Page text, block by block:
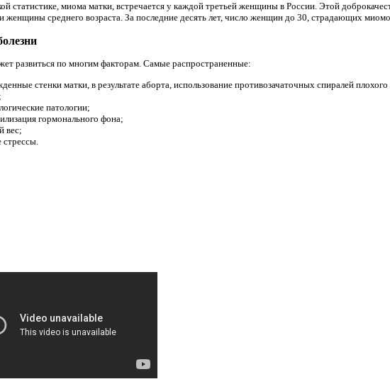
статистике, миома матки, встречается у каждой третьей женщины в России. Этой
женщины среднего возраста. За последние десять лет, число женщин до 30, страдающих
развиться по многим факторам. Самые распространенные:
стенки матки, в результате аборта, использование противозачаточных спиралей плохого
патологии;
гормонального фона;
вес;
стрессы.